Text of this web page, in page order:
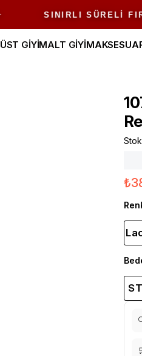
SINIRLI SÜRELI
ÜST GİYİMALT GİYİM